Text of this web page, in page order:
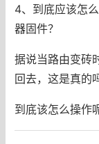
4、到底应该怎
器固件？
据说当路由变砖
回去，这是真的
到底该怎么操作